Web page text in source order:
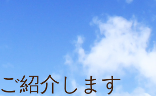
ご紹介します